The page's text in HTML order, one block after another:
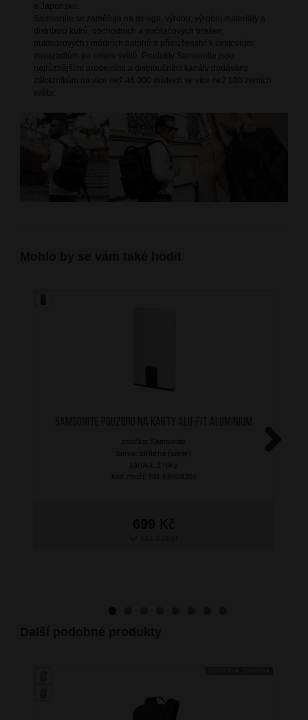
a Japonsku.
Samsonite se zaměřuje na design, výrobu, výrobní materiály a
distribuci kufrů, obchodních a počítačových brašen,
outdoorových i módních batohů a příslušenství k cestovním
zavazadlům po celém světě. Produkty Samsonite jsou
nejrůznějšími prodejními a distribučními kanály dodávány
zákazníkům na více než 46 000 místech ve více než 100 zemích
světa.
značka: Samsonite
barva: stříbrná (silver)
záruka: 2 roky
kód zboží: SM-KB908201